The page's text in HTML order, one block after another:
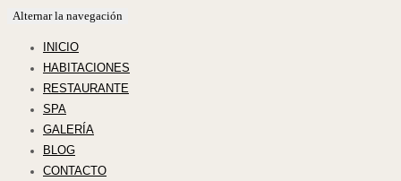
Alternar la navegación
INICIO
HABITACIONES
RESTAURANTE
SPA
GALERÍA
BLOG
CONTACTO